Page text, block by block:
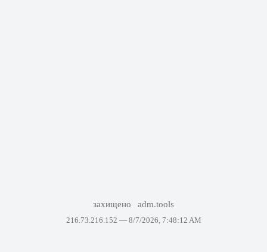
захищено adm.tools
216.73.216.152 — 8/7/2026, 7:48:12 AM